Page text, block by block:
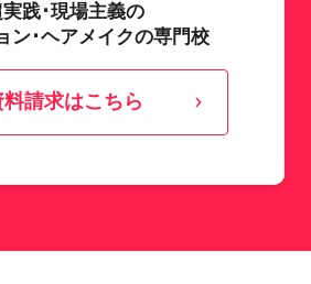
実践･現場主義の
ン･ヘアメイクの専門校
料請求はこちら